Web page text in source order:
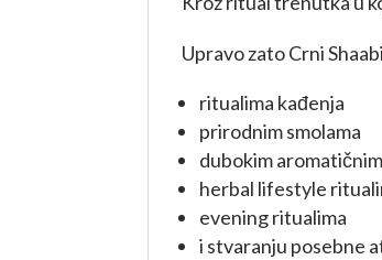
Upravo zato Crni
ritualima kađenja
prirodnim smolama
dubokim
herbal lifestyle
evening ritualima
i stvaranju posebne